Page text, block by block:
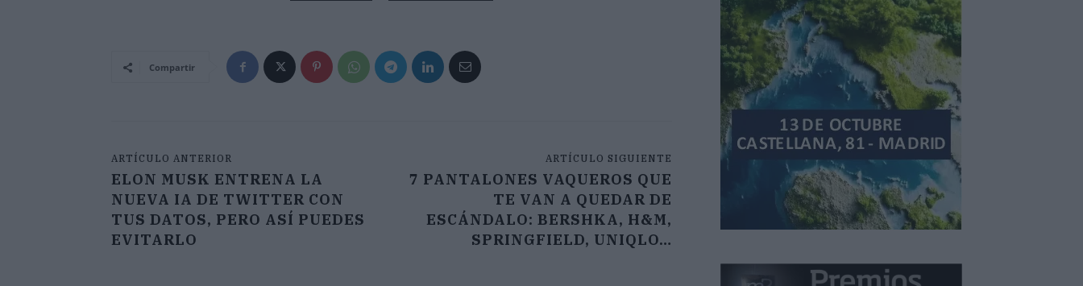
Compartir
ARTÍCULO ANTERIOR
ELON MUSK ENTRENA LA
NUEVA IA DE TWITTER CON
TUS DATOS, PERO ASÍ PUEDES
EVITARLO
ARTÍCULO SIGUIENTE
7 PANTALONES VAQUEROS QUE
TE VAN A QUEDAR DE
ESCÁNDALO: BERSHKA, H&M,
SPRINGFIELD, UNIQLO…